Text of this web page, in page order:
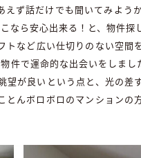
ず話だけでも聞いてみよ
ら安心出来る！と、物件探
など広い仕切りのない空間
件で運命的な出会いをしま
が良いという点と、光の差
んボロボロのマンション